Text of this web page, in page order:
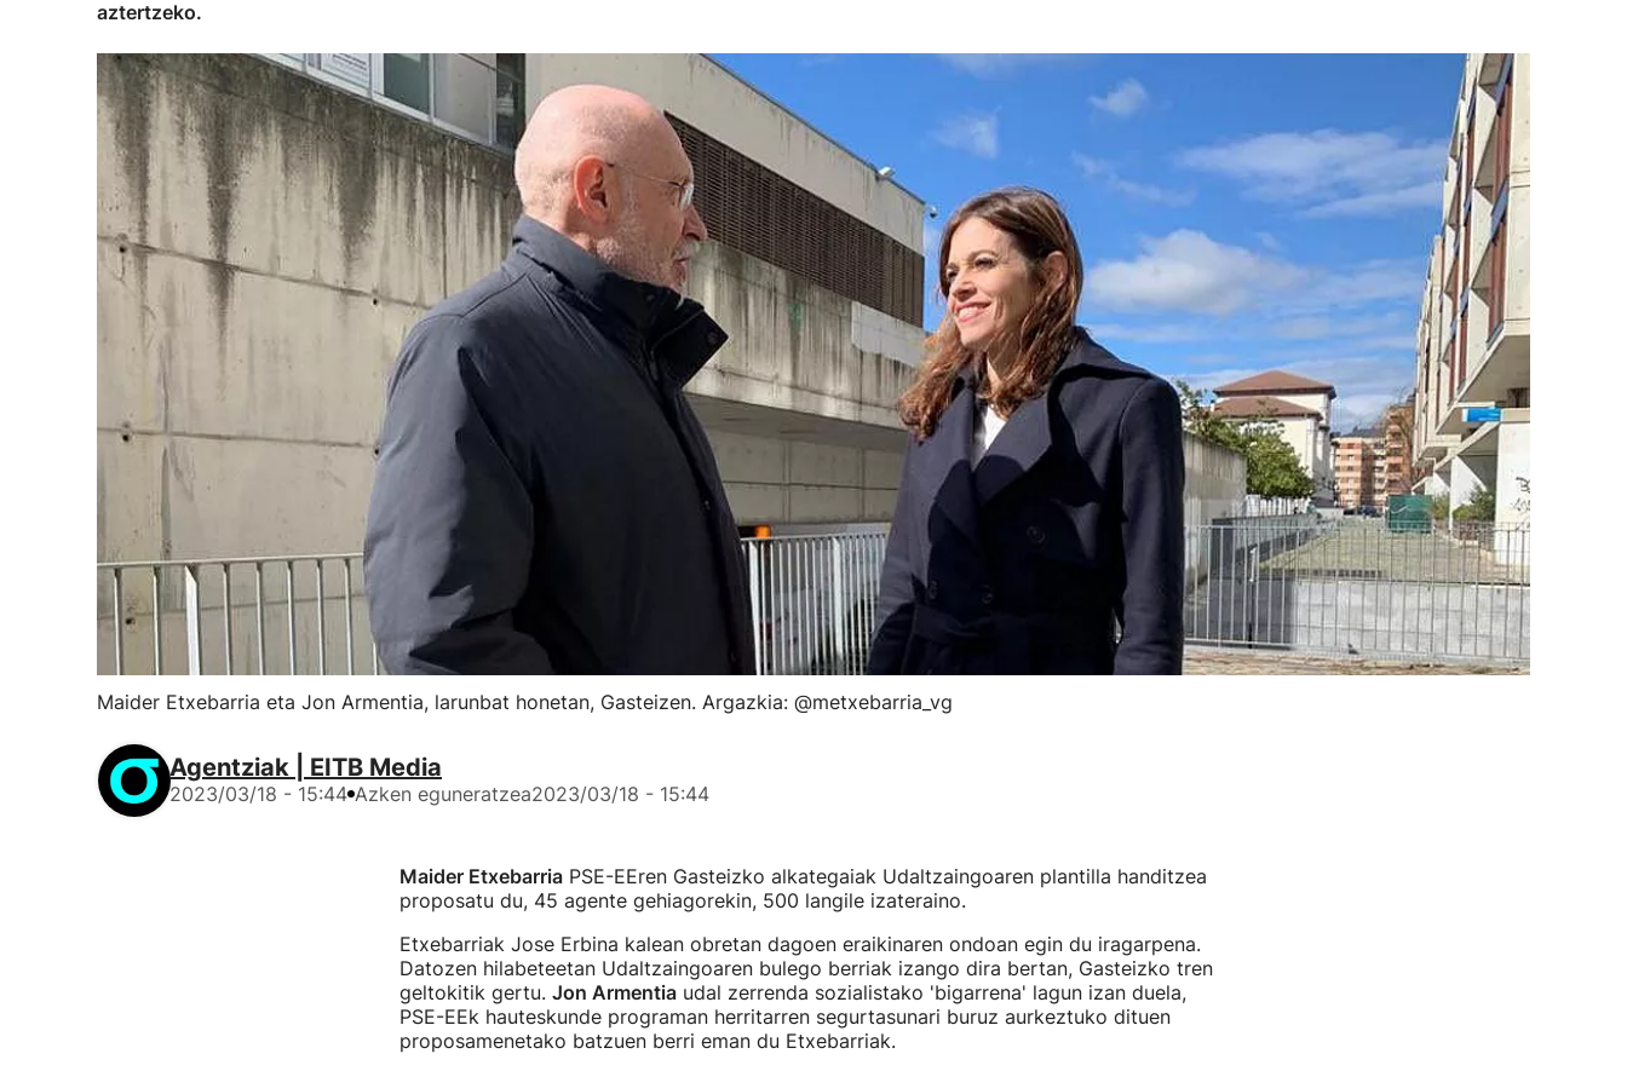
aztertzeko.
Maider Etxebarria eta Jon Armentia, larunbat honetan, Gasteizen. Argazkia: @metxebarria_vg
Agentziak | EITB Media
2023/03/18 - 15:44 Azken eguneratzea2023/03/18 - 15:44
Maider EtxebarriaPSE-EEren Gasteizko alkategaiak Udaltzaingoaren plantilla handitzea
proposatu du, 45 agente gehiagorekin, 500 langile izateraino.
Etxebarriak Jose Erbina kalean obretan dagoen eraikinaren ondoan egin du iragarpena.
Datozen hilabeteetan Udaltzaingoaren bulego berriak izango dira bertan, Gasteizko tren
geltokitik gertu. Jon Armentiaudal zerrenda sozialistako 'bigarrena' lagun izan duela,
PSE-EEk hauteskunde programan herritarren segurtasunari buruz aurkeztuko dituen
proposamenetako batzuen berri eman du Etxebarriak.